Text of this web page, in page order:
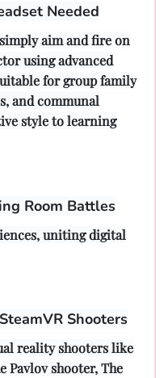
Needed
aim and fire on
using advanced
for group family
and communal
style to learning
Room Battles
uniting digital
Shooters
reality shooters like
Pavlov shooter, The